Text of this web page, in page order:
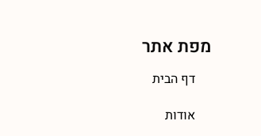
מפת אתר
דף הבית
אודות